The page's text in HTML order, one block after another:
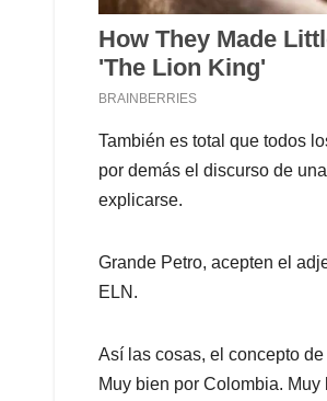
También es total que todos
por demás el discurso de
explicarse.
Grande Petro, acepten el
ELN.
Así las cosas, el concepto
Muy bien por Colombia.